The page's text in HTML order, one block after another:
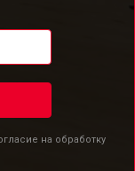
на обработку